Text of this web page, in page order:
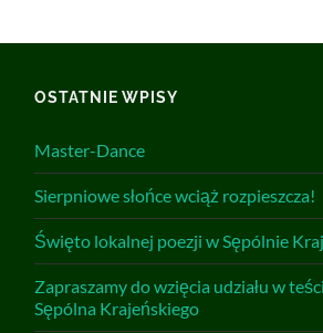
OSTATNIE WPISY
Master-Dance
Sierpniowe słońce wciąż rozpieszcza!
Święto lokalnej poezji w Sępólnie
Zapraszamy do wzięcia udziału w
Sępólna Krajeńskiego